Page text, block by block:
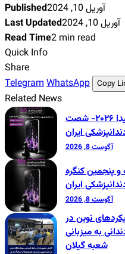
Published
آوریل 10, 2024
Last Updated
آوریل 10, 2024
Read Time2 min read
Quick Info
Share
TelegramWhatsApp Copy
Related News
دعوت از آقای دکترهوشیار فرد -اکسیدا ۲۰۲۶- شصت
ایران
آگوست 8, 2026
۲۰۲۶-شصت و پنجمین کنگره
ایران
آگوست 8, 2026
نوین در
به میزبانی
شعبه گیلان